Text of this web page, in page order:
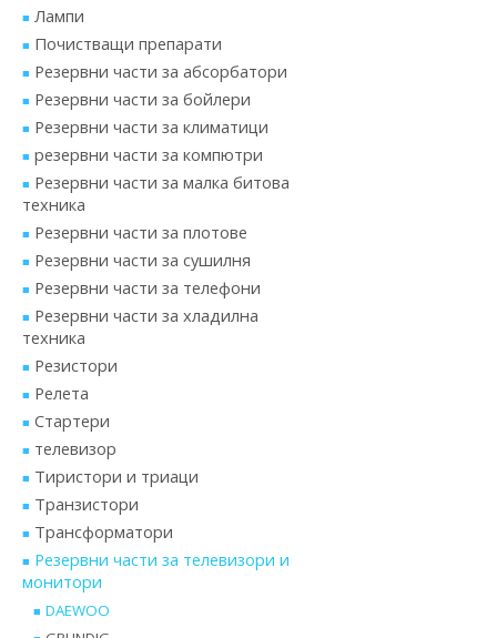
Лампи
Почистващи препарати
Резервни части за абсорбатори
Резервни части за бойлери
Резервни части за климатици
резервни части за компютри
Резервни части за малка битова
техника
Резервни части за плотове
Резервни части за сушилня
Резервни части за телефони
Резервни части за хладилна
техника
Резистори
Релета
Стартери
телевизор
Тиристори и триаци
Транзистори
Трансформатори
Резервни части за телевизори и
монитори
DAEWOO